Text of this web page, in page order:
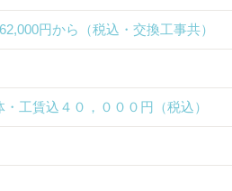
円から（税込・交換工事共）
工賃込４０，０００円（税込）